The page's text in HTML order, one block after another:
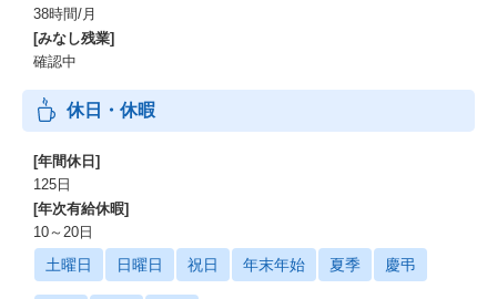
38時間/月
[みなし残業]
確認中
休日・休暇
[年間休日]
125日
[年次有給休暇]
10～20日
土曜日 日曜日 祝日 年末年始 夏季 慶弔